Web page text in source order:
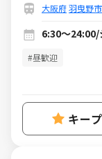
大阪府羽曳野市
6:30～24:00/
#昼歓迎
キー